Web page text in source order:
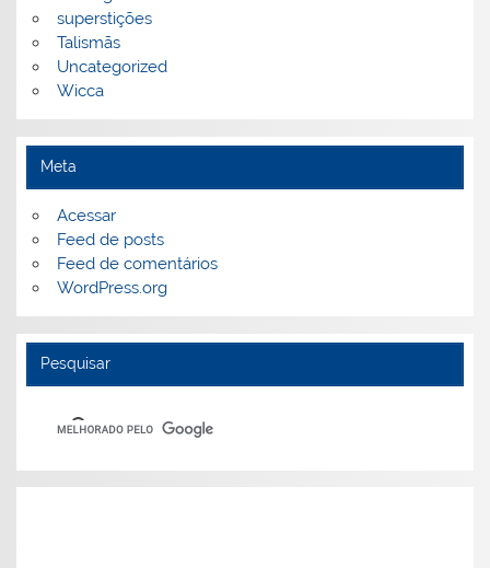
superstições
Talismãs
Uncategorized
Wicca
Meta
Acessar
Feed de posts
Feed de comentários
WordPress.org
Pesquisar